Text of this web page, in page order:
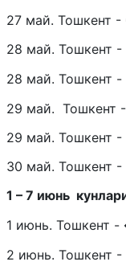
27 май. Тошкент -
28 май. Тошкент
28 май. Тошкент -
29 май. Тошкент
29 май. Тошкент
30 май. Тошкент
1 – 7 июнь
1 июнь. Тошкент -
2 июнь. Тошкент